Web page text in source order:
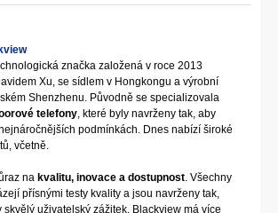
značka založená v roce 2013
Xu, se sídlem v Hongkongu a výrobní
Shenzhenu. Původně se specializovala
telefony, které byly navrženy tak, aby
podmínkách. Dnes nabízí široké
včetně.
na kvalitu, inovace a dostupnost. Všechny
přísnými testy kvality a jsou navrženy tak,
skvělý uživatelský zážitek. Blackview má více